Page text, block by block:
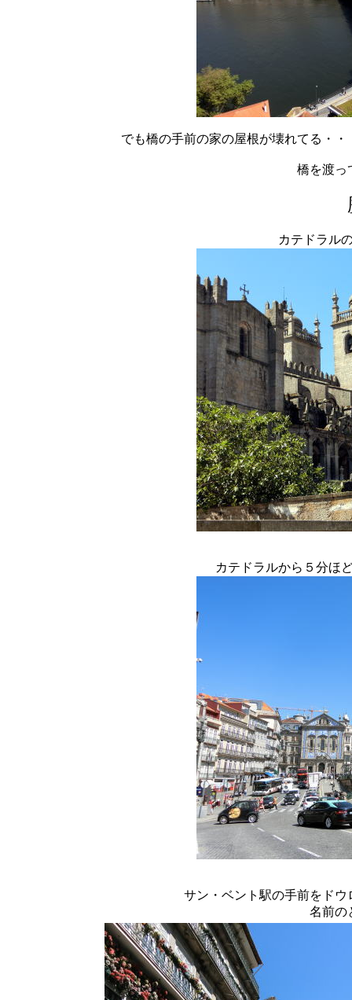
でも橋の手前の家の屋根が壊れてる・
橋を渡っ
カテドラル
カテドラルから５分ほ
サン・ベント駅の手前をド
名前の